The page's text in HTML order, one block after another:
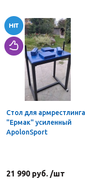
Стол для армрестлинга
"Ермак" усиленный
ApolonSport
21 990 руб. /шт